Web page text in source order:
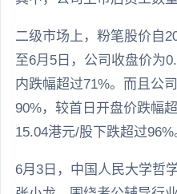
二级市场上，粉笔股价自
至6月5日，公司收盘价为
内跌幅超过71%。而且公
90%，较首日开盘价跌幅
15.04港元/股下跌超过96%
6月3日，中国人民大学哲